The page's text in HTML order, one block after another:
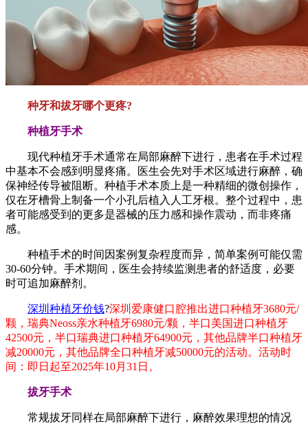
种牙和拔牙哪个更疼?
种植牙手术
现代种植牙手术通常在局部麻醉下进行，患者在手术过程
中基本不会感到明显疼痛。医生会先对手术区域进行麻醉，确
保神经传导被阻断。种植手术本质上是一种精细的微创操作，
仅在牙槽骨上制备一个小孔后植入人工牙根。整个过程中，患
者可能感受到的更多是器械的压力感和操作震动，而非疼痛
感。
种植手术的时间因案例复杂程度而异，简单案例可能仅需
30-60分钟。手术期间，医生会持续监测患者的舒适度，必要
时可追加麻醉剂。
深圳种植牙价钱?深圳爱康健口腔推出进口种植牙3680元/
颗，瑞典Neoss亲水种植牙6980元/颗，半口美国进口种植牙
42500元，半口瑞典进口种植牙64900元，其他品牌半口种植牙
减20000元，其他品牌全口种植牙减50000元的活动。活动时
间：即日起至2025年10月31日。
拔牙手术
常规拔牙同样在局部麻醉下进行，麻醉效果理想的情况